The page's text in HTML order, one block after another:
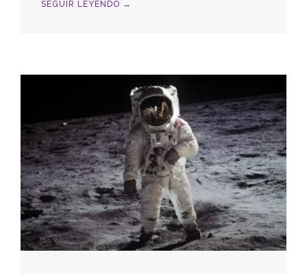
SEGUIR LEYENDO →